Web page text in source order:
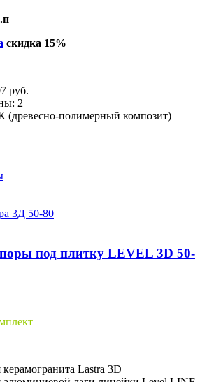
скидка 15%
руб.
2
полимерный композит)
под плитку LEVEL 3D 50-
Lastra 3D